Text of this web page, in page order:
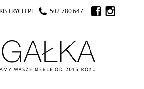
502 780 647